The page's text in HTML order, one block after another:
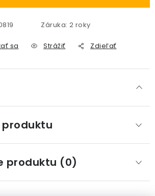
Záruka: 2 roky
sa Strážiť Zdieľať
produktu (0)